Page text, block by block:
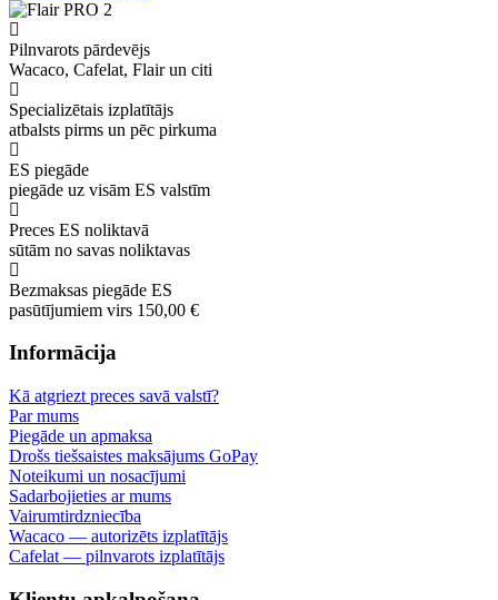
Pilnvarots pārdevējs
Wacaco, Cafelat, Flair un citi
Specializētais izplatītājs
atbalsts pirms un pēc pirkuma
ES piegāde
piegāde uz visām ES valstīm
Preces ES noliktavā
sūtām no savas noliktavas
Bezmaksas piegāde ES
pasūtījumiem virs 150,00 €
Informācija
Kā atgriezt preces savā valstī?
Par mums
Piegāde un apmaksa
Drošs tiešsaistes maksājums GoPay
Noteikumi un nosacījumi
Sadarbojieties ar mums
Vairumtirdzniecība
Wacaco — autorizēts izplatītājs
Cafelat — pilnvarots izplatītājs